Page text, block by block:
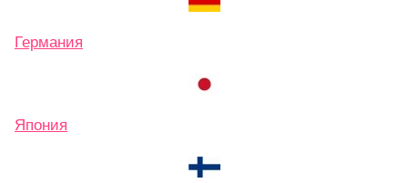
Германия
Япония